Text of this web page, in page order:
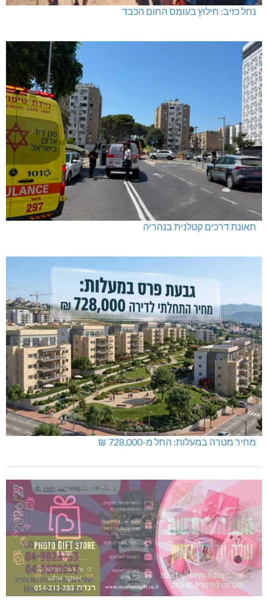
נחל כזיב: חילוץ בעומס החום הכבד
תאונת דרכים קטלנית בנהריה
מחיר מטרה במעלות: החל מ-728,000 ₪